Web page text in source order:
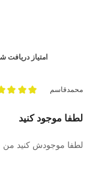
امتیاز دریافت
محمدقاسم
لطفا موجود کنید
لطفا موجودش کنید من